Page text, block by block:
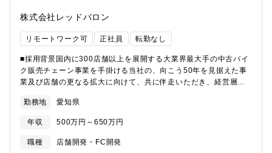
株式会社レッドバロン
リモートワーク可 正社員 転勤なし
■採用背景国内に300店舗以上を展開する大業界最大手の中古バイ
ク販売チェーン事業を手掛ける当社の、向こう50年を見据えた事
業及び店舗の更なる拡大に向けて、共に伴走いただき、経営層に
クのことはレッドバロン」と考えていただける強固なブランドイ
メージを確立するべく、同社の店舗開発職として、新規出店計画
の立案から物件選定・交渉・オープンまでの一連のプロセスを担
当いただき、更なる店舗拡大に向けて、「同社の第二創業期を支
勤務地 愛知県
年収 500万円～650万円
職種
店舗開発・FC開発